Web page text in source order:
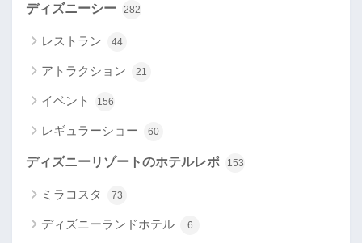
ディズニーシー 282
レストラン 44
アトラクション 21
イベント 156
レギュラーショー 60
ディズニーリゾートのホテルレポ 153
ミラコスタ 73
ディズニーランドホテル 6